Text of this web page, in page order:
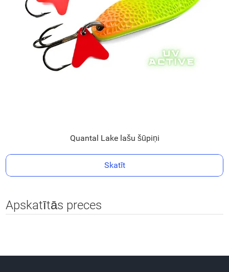
Quantal Lake lašu šūpiņi
Skatīt
Apskatītās preces